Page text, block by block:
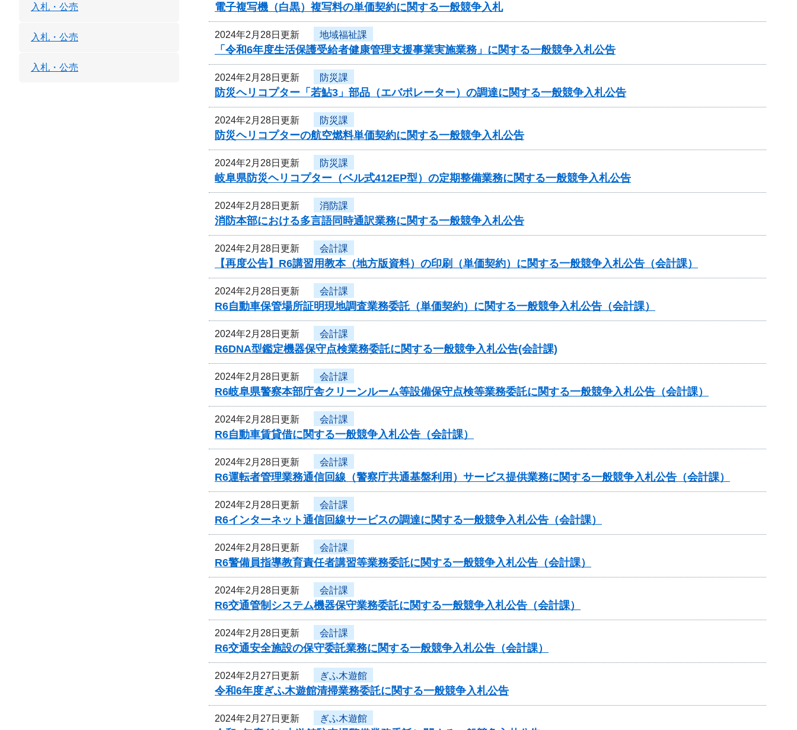
電子複写機（白黒）複写料の単価契約に関する一般競争入札
2024年2月28日更新 地域福祉課
「令和6年度生活保護受給者健康管理支援事業実施業務」に関する一般競争入札公告
2024年2月28日更新 防災課
防災ヘリコプター「若鮎3」部品（エバポレーター）の調達に関する一般競争入札公告
2024年2月28日更新 防災課
防災ヘリコプターの航空燃料単価契約に関する一般競争入札公告
2024年2月28日更新 防災課
岐阜県防災ヘリコプター（ベル式412EP型）の定期整備業務に関する一般競争入札公告
2024年2月28日更新 消防課
消防本部における多言語同時通訳業務に関する一般競争入札公告
2024年2月28日更新 会計課
【再度公告】R6講習用教本（地方版資料）の印刷（単価契約）に関する一般競争入札公告（会計課）
2024年2月28日更新 会計課
R6自動車保管場所証明現地調査業務委託（単価契約）に関する一般競争入札公告（会計課）
2024年2月28日更新 会計課
R6DNA型鑑定機器保守点検業務委託に関する一般競争入札公告(会計課)
2024年2月28日更新 会計課
R6岐阜県警察本部庁舎クリーンルーム等設備保守点検等業務委託に関する一般競争入札公告（会計課）
2024年2月28日更新 会計課
R6自動車賃貸借に関する一般競争入札公告（会計課）
2024年2月28日更新 会計課
R6運転者管理業務通信回線（警察庁共通基盤利用）サービス提供業務に関する一般競争入札公告（会計課）
2024年2月28日更新 会計課
R6インターネット通信回線サービスの調達に関する一般競争入札公告（会計課）
2024年2月28日更新 会計課
R6警備員指導教育責任者講習等業務委託に関する一般競争入札公告（会計課）
2024年2月28日更新 会計課
R6交通管制システム機器保守業務委託に関する一般競争入札公告（会計課）
2024年2月28日更新 会計課
R6交通安全施設の保守委託業務に関する一般競争入札公告（会計課）
2024年2月27日更新 ぎふ木遊館
令和6年度ぎふ木遊館清掃業務委託に関する一般競争入札公告
2024年2月27日更新 ぎふ木遊館
入札・公売
入札・公売
入札・公売